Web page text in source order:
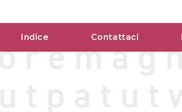
Indice Contattaci